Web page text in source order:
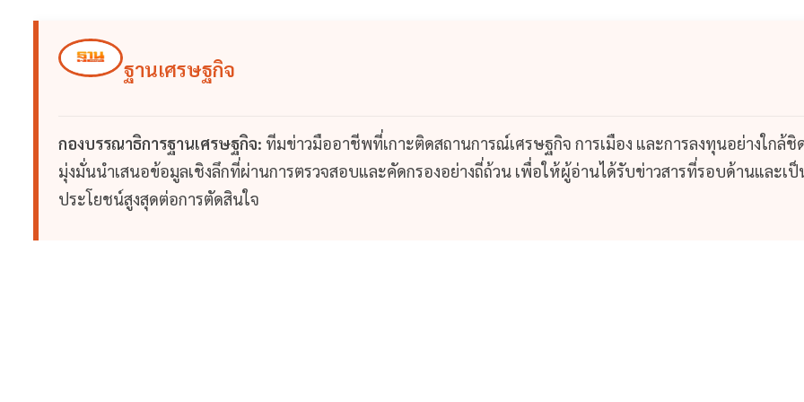
ฐานเศรษฐกิจ
กองบรรณาธิการฐานเศรษฐกิจ: ทีมข่าวมืออาชีพที่เกาะติดสถานการณ์เศรษฐกิจ การเมือง และการลงทุนอย่างใกล้ชิ
มุ่งมั่นนำเสนอข้อมูลเชิงลึกที่ผ่านการตรวจสอบและคัดกรองอย่างถี่ถ้วน เพื่อให้ผู้อ่านได้รับข่าวสารที่รอบด้านและเป็
ประโยชน์สูงสุดต่อการตัดสินใจ